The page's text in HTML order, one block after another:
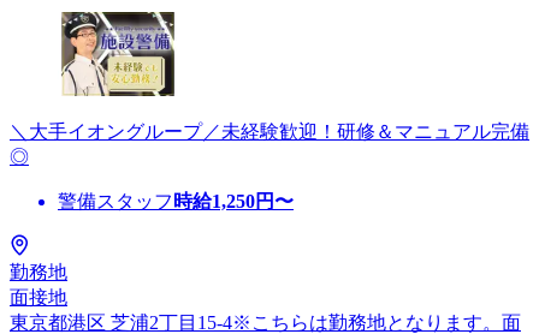
＼大手イオングループ／未経験歓迎！研修＆マニュアル完備
◎
警備スタッフ 時給1,250円〜
勤務地
面接地
東京都港区 芝浦2丁目15-4※こちらは勤務地となります。面